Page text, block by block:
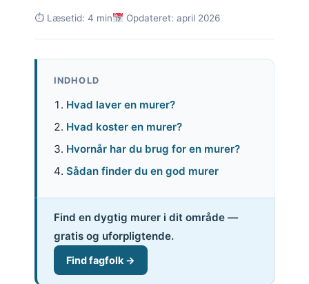
⏱ Læsetid: 4 min Opdateret: april 2026
INDHOLD
Hvad laver en murer?
Hvad koster en murer?
Hvornår har du brug for en murer?
Sådan finder du en god murer
Find en dygtig murer i dit område —
gratis og uforpligtende.
Find fagfolk →